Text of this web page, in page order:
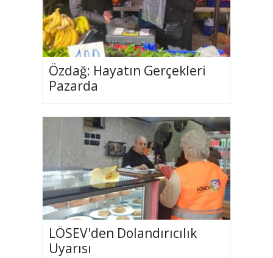
Özdağ: Hayatın Gerçekleri
Pazarda
LÖSEV'den Dolandırıcılık
Uyarısı